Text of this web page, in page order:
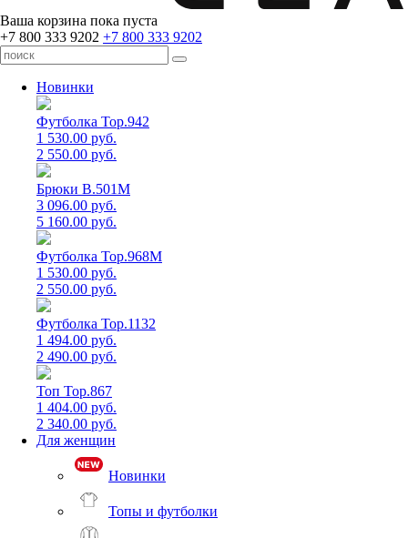
Ваша корзина пока пуста
+7 800 333 9202 +7 800 333 9202
Новинки
Футболка Top.942
1 530.00 руб.
2 550.00 руб.
Брюки B.501M
3 096.00 руб.
5 160.00 руб.
Футболка Top.968M
1 530.00 руб.
2 550.00 руб.
Футболка Top.1132
1 494.00 руб.
2 490.00 руб.
Топ Top.867
1 404.00 руб.
2 340.00 руб.
Для женщин
Новинки
Топы и футболки